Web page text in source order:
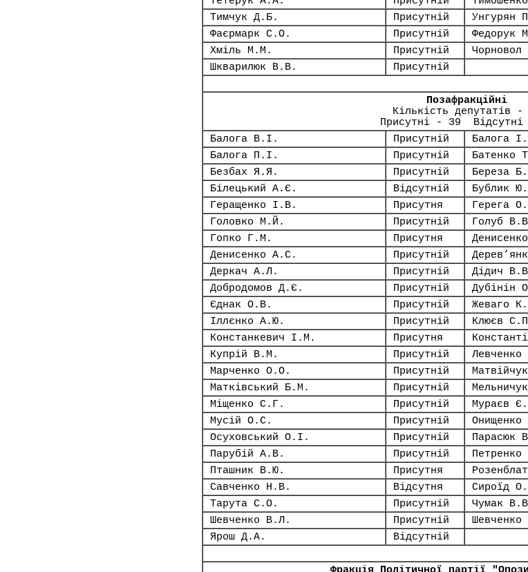
Тимчук Д.Б.
Присутній Унгурян
Фаєрмарк С.О.
Присутній Федорук
Хміль М.М.
Присутній
Шкварилюк В.В.
Присутній
Позафракційні
Кількість депутатів -
Присутні - 39
Балога В.І.
Присутній Балога
Балога П.І.
Присутній Батенко
Безбах Я.Я.
Присутній Береза
Білецький А.Є.
Відсутній Бублик
Геращенко І.В.
Присутня Герега
Головко М.Й.
Присутній Голуб
Гопко Г.М.
Присутня
Денисенко А.С.
Присутній
Деркач А.Л.
Присутній Дідич
Добродомов Д.Є.
Присутній Дубінін
Єднак О.В.
Присутній Жеваго
Іллєнко А.Ю.
Присутній Клюєв
Констанкевич І.М.
Присутня
Купрій В.М.
Присутній
Марченко О.О.
Присутній
Матківський Б.М.
Присутній
Міщенко С.Г.
Присутній Мураєв
Мусій О.С.
Присутній
Осуховський О.І.
Присутній Парасюк
Парубій А.В.
Присутній
Пташник В.Ю.
Присутня
Савченко Н.В.
Відсутня Сироїд
Тарута С.О.
Присутній Чумак
Шевченко В.Л.
Присутній
Ярош Д.А.
Відсутній